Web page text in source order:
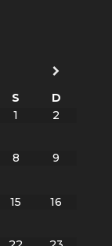
S
D
1
2
8 9
15 16